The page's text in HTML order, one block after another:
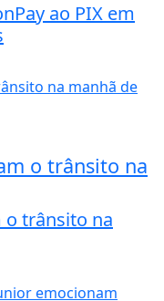
ao PIX em
o trânsito na
o trânsito na